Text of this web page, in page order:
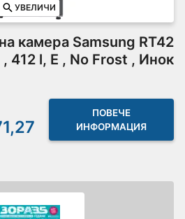
УВЕЛИЧИ
камера Samsung RT42
412 l, E , No Frost , Инок
ПОВЕЧЕ
ИНФОРМАЦИЯ